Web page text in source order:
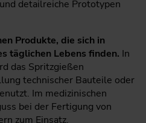
detailreiche Prototypen
Produkte, die sich in
täglichen Lebens finden. In
das Spritzgießen
technischer Bauteile oder
Im medizinischen
bei der Fertigung von
zum Einsatz.